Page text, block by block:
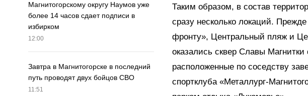
Магнитогорскому округу Наумов уже
более 14 часов сдает подписи в
избирком
12:00
Завтра в Магнитогорске в последний
путь проводят двух бойцов СВО
11:51
Таким образом, в состав
сразу несколько локаций.
фронту», Центральный пляж и
оказались сквер Славы
расположенные по соседству
спортклуба «Металлург-